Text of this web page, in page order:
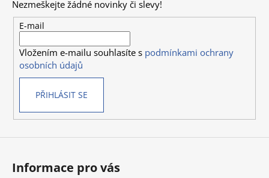
Nezmeškejte žádné novinky či slevy!
E-mail
Vložením e-mailu souhlasíte s podmínkami ochrany
osobních údajů
PŘIHLÁSIT SE
Informace pro vás